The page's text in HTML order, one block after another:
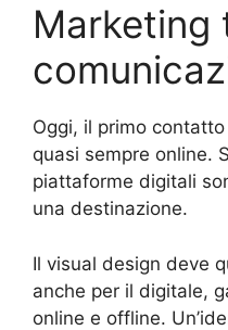
Marketing
Oggi, il primo
quasi sempre online.
piattaforme digitali
una destinazione.
Il visual design deve
anche per il digitale,
online e offline.